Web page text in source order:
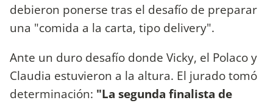
debieron ponerse tras el desafío de preparar
una "comida a la carta, tipo delivery".
Ante un duro desafío donde Vicky, el Polaco y
Claudia estuvieron a la altura. El jurado tomó
determinación: "La segunda finalista de